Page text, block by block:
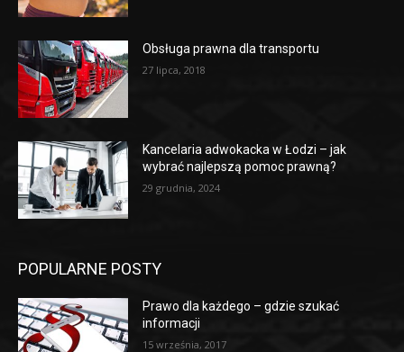
Obsługa prawna dla transportu
27 lipca, 2018
Kancelaria adwokacka w Łodzi – jak
wybrać najlepszą pomoc prawną?
29 grudnia, 2024
POPULARNE POSTY
Prawo dla każdego – gdzie szukać
informacji
15 września, 2017